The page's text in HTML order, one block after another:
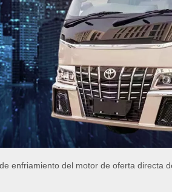
enfriamiento del motor de oferta directa